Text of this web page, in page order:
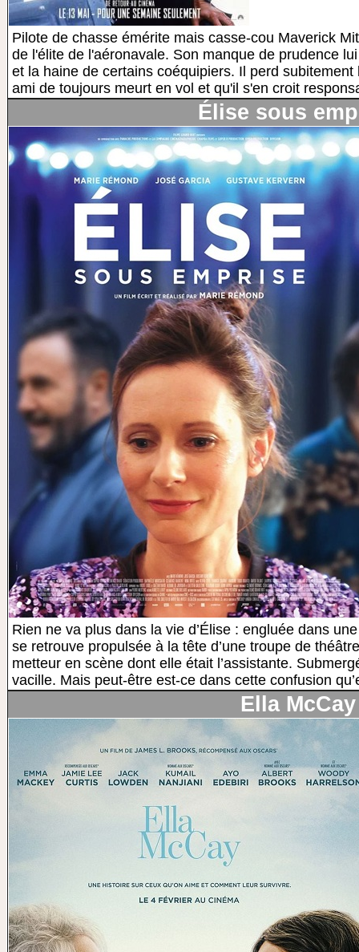
Pilote de chasse émérite mais casse-cou Maverick
de l'élite de l'aéronavale. Son manque de prudence
et la haine de certains coéquipiers. Il perd
ami de toujours meurt en vol et qu'il s'en croit
Élise sous
Rien ne va plus dans la vie d’Élise : engluée dans
se retrouve propulsée à la tête d’une troupe de
metteur en scène dont elle était l’assistante.
vacille. Mais peut-être est-ce dans cette confusion
Ella McCay